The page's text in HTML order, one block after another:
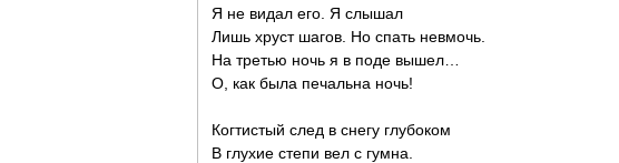
Я не видал его. Я слышал
Лишь хруст шагов. Но спать невмочь.
На третью ночь я в поде вышел…
О, как была печальна ночь!
Когтистый след в снегу глубоком
В глухие степи вел с гумна.